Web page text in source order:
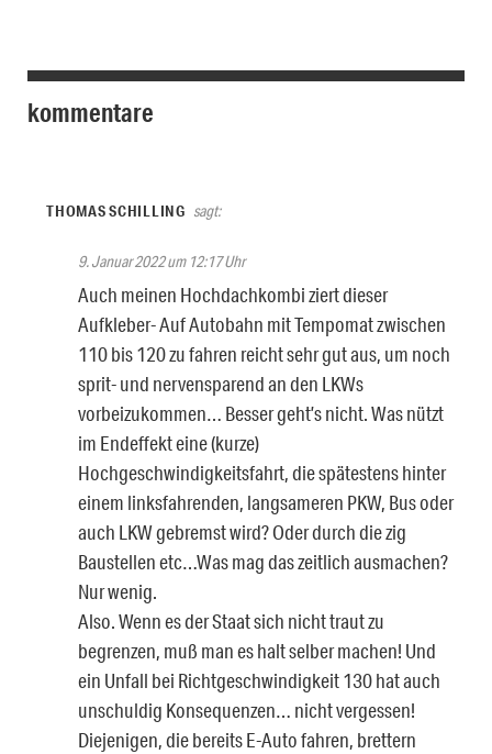
kommentare
THOMAS SCHILLING sagt:
9. Januar 2022 um 12:17 Uhr
Auch meinen Hochdachkombi ziert dieser
Aufkleber- Auf Autobahn mit Tempomat zwischen
110 bis 120 zu fahren reicht sehr gut aus, um noch
sprit- und nervensparend an den LKWs
vorbeizukommen… Besser geht’s nicht. Was nützt
im Endeffekt eine (kurze)
Hochgeschwindigkeitsfahrt, die spätestens hinter
einem linksfahrenden, langsameren PKW, Bus oder
auch LKW gebremst wird? Oder durch die zig
Baustellen etc…Was mag das zeitlich ausmachen?
Nur wenig.
Also. Wenn es der Staat sich nicht traut zu
begrenzen, muß man es halt selber machen! Und
ein Unfall bei Richtgeschwindigkeit 130 hat auch
unschuldig Konsequenzen… nicht vergessen!
Diejenigen, die bereits E-Auto fahren, brettern